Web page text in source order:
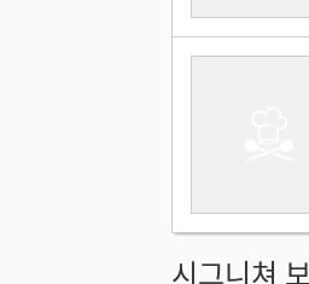
시그니쳐